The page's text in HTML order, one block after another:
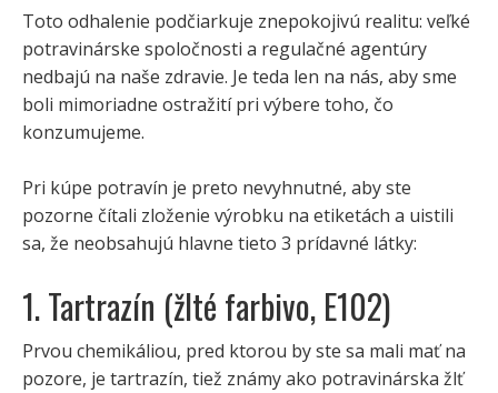
Toto odhalenie podčiarkuje znepokojivú realitu: veľké
potravinárske spoločnosti a regulačné agentúry
nedbajú na naše zdravie. Je teda len na nás, aby sme
boli mimoriadne ostražití pri výbere toho, čo
konzumujeme.
Pri kúpe potravín je preto nevyhnutné, aby ste
pozorne čítali zloženie výrobku na etiketách a uistili
sa, že neobsahujú hlavne tieto 3 prídavné látky:
1. Tartrazín (žlté farbivo, E102)
Prvou chemikáliou, pred ktorou by ste sa mali mať na
pozore, je tartrazín, tiež známy ako potravinárska žlť